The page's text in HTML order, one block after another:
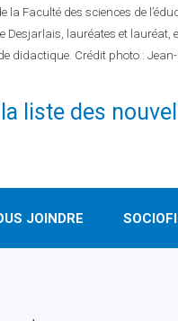
la Faculté des sciences de
lauréates et lauréat,
didactique. Crédit photo :
liste des
JOINDRE